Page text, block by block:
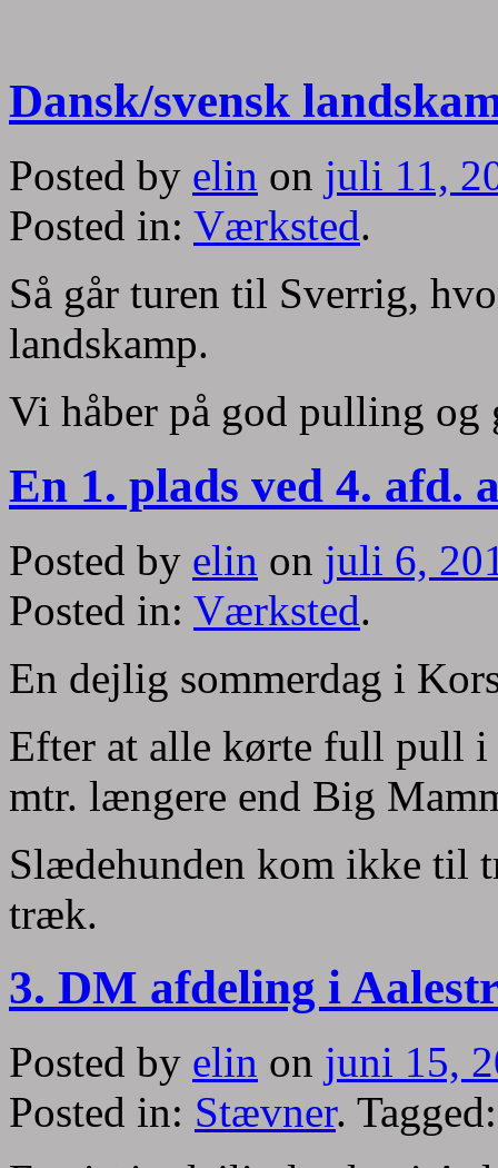
Dansk/svensk
Posted by elin on juli 11,
Posted in: Værksted.
Så går turen til Sverrig,
landskamp.
Vi håber på god pulling og
En 1. plads ved 4. afd.
Posted by elin on juli 6,
Posted in: Værksted.
En dejlig sommerdag i
Efter at alle kørte full pull
mtr. længere end Big
Slædehunden kom ikke til
træk.
3. DM afdeling i
Posted by elin on juni 15,
Posted in: Stævner.